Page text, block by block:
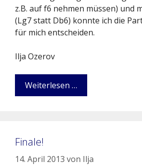
z.B. auf f6 nehmen müssen) und
(Lg7 statt Db6) konnte ich die
für mich entscheiden.
Ilja Ozerov
Weiterlesen …
Finale!
14. April 2013 von Ilja